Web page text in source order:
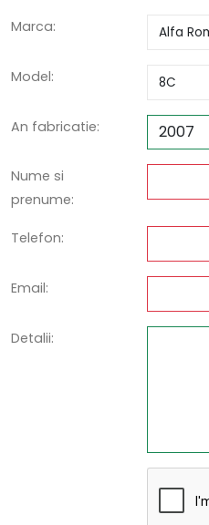
Marca:
Model:
An fabricatie:
Nume si
prenume:
Telefon:
Email:
Detalii: